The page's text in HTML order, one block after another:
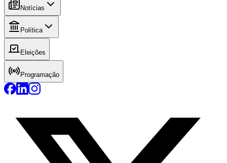
Notícias
Política
Eleições
Programação